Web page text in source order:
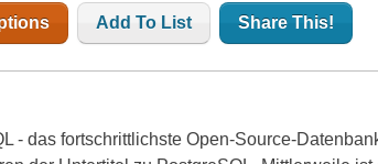
Add To List Share This!
- das fortschrittlichste Open-Source-